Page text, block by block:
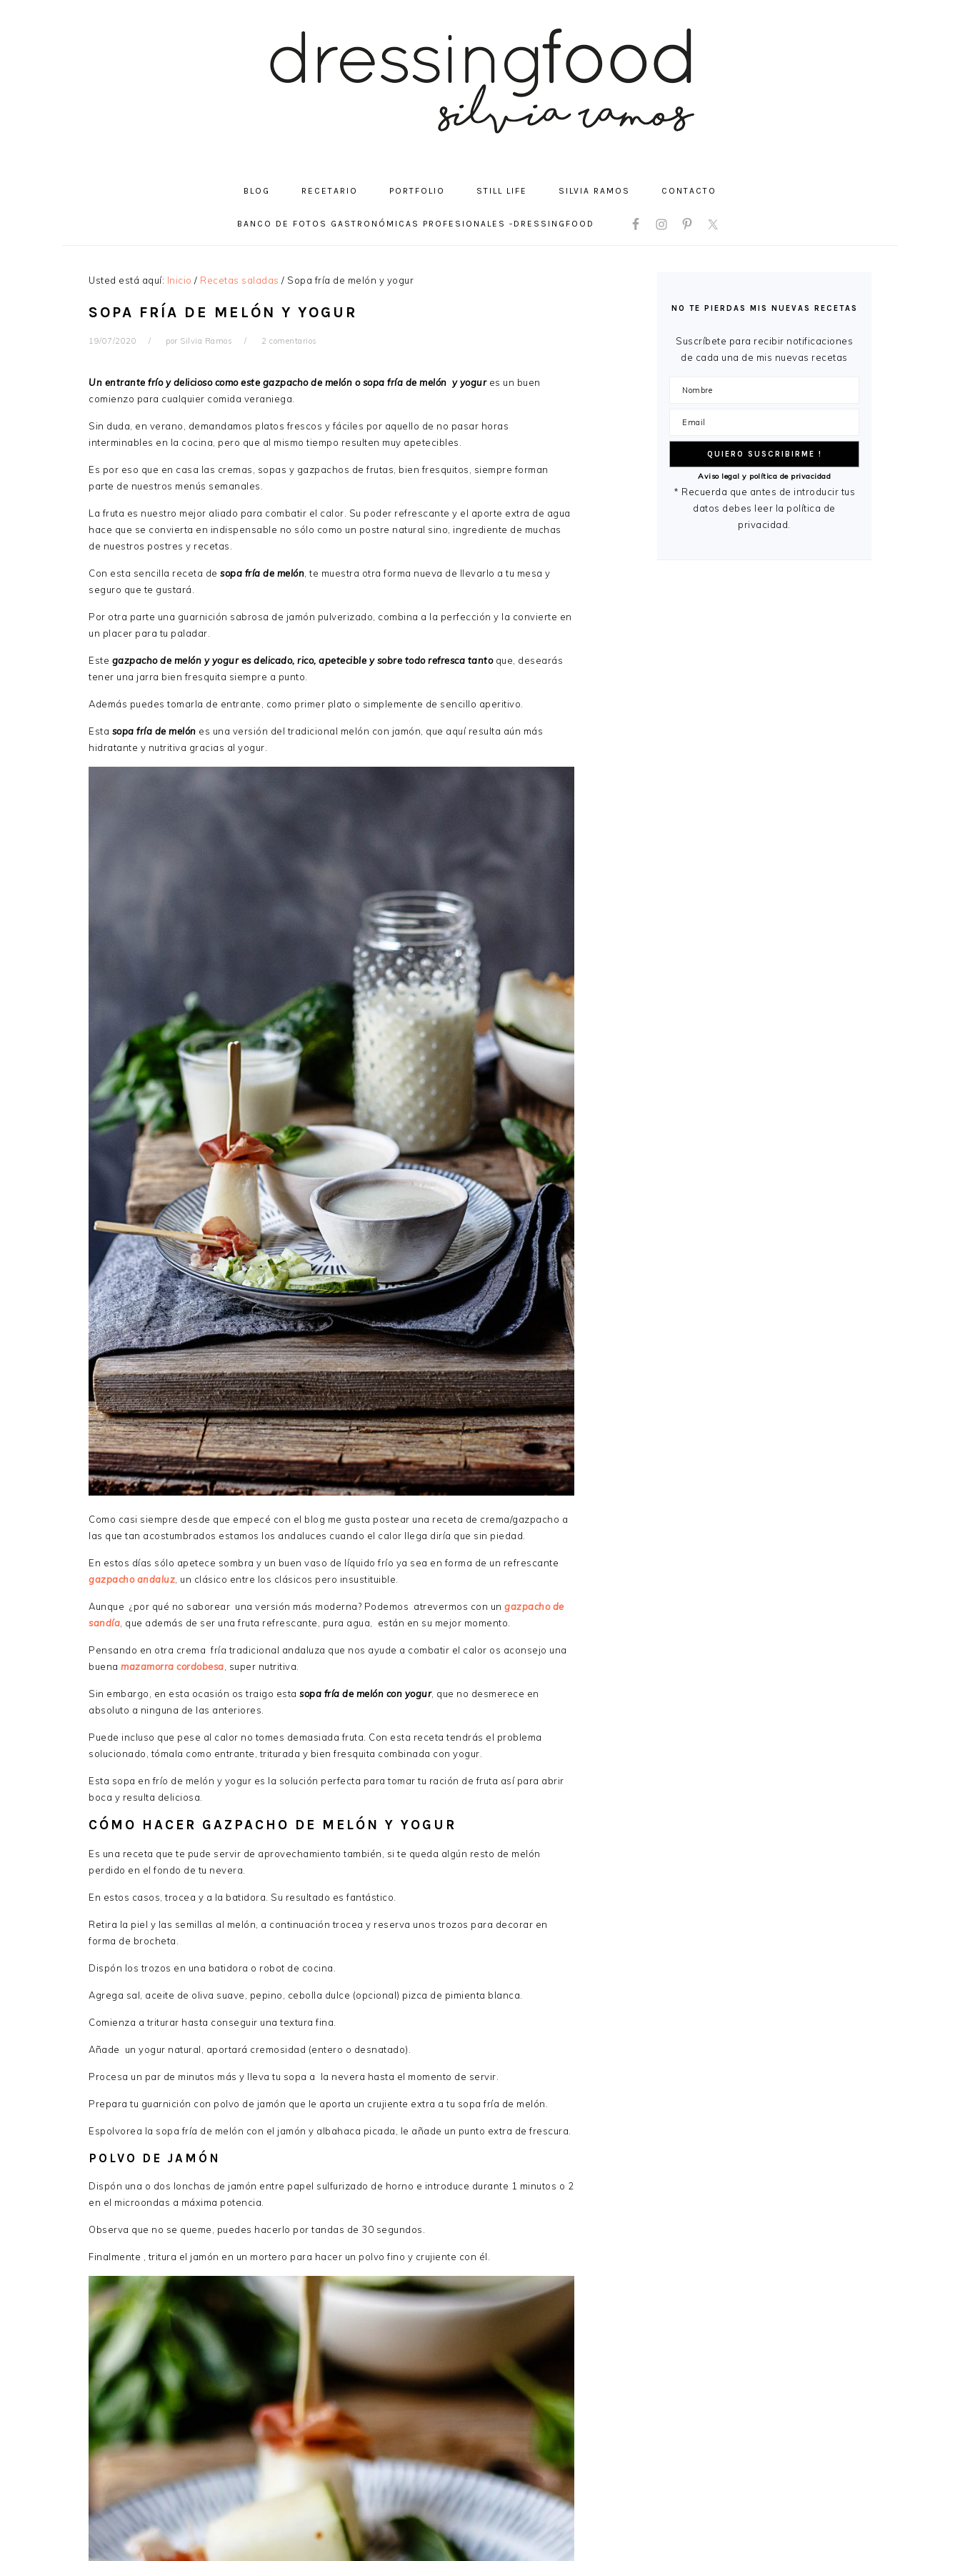
BLOG RECETARIO PORTFOLIO STILL LIFE SILVIA RAMOS CONTACTO
BANCO DE FOTOS GASTRONÓMICAS PROFESIONALES -DRESSINGFOOD
NAV
SOCIAL
Usted está aquí: Inicio / Recetas saladas / Sopa fría de melón y yogur
SOPA FRÍA DE MELÓN Y YOGUR
19/07/2020 por Silvia Ramos 2 comentarios
Un entrante frío y delicioso como este gazpacho de melón o sopa fría de melón y yogures un buen
comienzo para cualquier comida veraniega.
Sin duda, en verano, demandamos platos frescos y fáciles por aquello de no pasar horas
interminables en la cocina, pero que al mismo tiempo resulten muy apetecibles.
Es por eso que en casa las cremas, sopas y gazpachos de frutas, bien fresquitos, siempre forman
parte de nuestros menús semanales.
La fruta es nuestro mejor aliado para combatir el calor. Su poder refrescante y el aporte extra de agua
hace que se convierta en indispensable no sólo como un postre natural sino, ingrediente de muchas
de nuestros postres y recetas.
Con esta sencilla receta de sopa fría de melón , te muestra otra forma nueva de llevarlo a tu mesa y
seguro que te gustará.
Por otra parte una guarnición sabrosa de jamón pulverizado, combina a la perfección y la convierte en
un placer para tu paladar.
Este gazpacho de melón y yogur es delicado, rico, apetecible y sobre todo refresca tanto que, desearás
tener una jarra bien fresquita siempre a punto.
Además puedes tomarla de entrante, como primer plato o simplemente de sencillo aperitivo.
Esta sopa fría de melón es una versión del tradicional melón con jamón, que aquí resulta aún más
hidratante y nutritiva gracias al yogur.
Como casi siempre desde que empecé con el blog me gusta postear una receta de crema/gazpacho a
las que tan acostumbrados estamos los andaluces cuando el calor llega diría que sin piedad.
En estos días sólo apetece sombra y un buen vaso de líquido frío ya sea en forma de un refrescante
gazpacho andaluz , un clásico entre los clásicos pero insustituible.
Aunque ¿por qué no saborear una versión más moderna? Podemos atrevermos con un gazpacho de
sandía , que además de ser una fruta refrescante, pura agua, están en su mejor momento.
Pensando en otra crema fría tradicional andaluza que nos ayude a combatir el calor os aconsejo una
buena mazamorra cordobesa , super nutritiva.
Sin embargo, en esta ocasión os traigo esta sopa fría de melón con yogur, que no desmerece en
absoluto a ninguna de las anteriores.
Puede incluso que pese al calor no tomes demasiada fruta. Con esta receta tendrás el problema
solucionado, tómala como entrante, triturada y bien fresquita combinada con yogur.
Esta sopa en frío de melón y yogur es la solución perfecta para tomar tu ración de fruta así para abrir
boca y resulta deliciosa.
CÓMO HACER GAZPACHO DE MELÓN Y YOGUR
Es una receta que te pude servir de aprovechamiento también, si te queda algún resto de melón
perdido en el fondo de tu nevera.
En estos casos, trocea y a la batidora. Su resultado es fantástico.
Retira la piel y las semillas al melón, a continuación trocea y reserva unos trozos para decorar en
forma de brocheta.
Dispón los trozos en una batidora o robot de cocina.
Agrega sal, aceite de oliva suave, pepino, cebolla dulce (opcional) pizca de pimienta blanca.
Comienza a triturar hasta conseguir una textura fina.
Añade un yogur natural, aportará cremosidad (entero o desnatado).
Procesa un par de minutos más y lleva tu sopa a la nevera hasta el momento de servir.
Prepara tu guarnición con polvo de jamón que le aporta un crujiente extra a tu sopa fría de melón.
Espolvorea la sopa fría de melón con el jamón y albahaca picada, le añade un punto extra de frescura.
POLVO DE JAMÓN
Dispón una o dos lonchas de jamón entre papel sulfurizado de horno e introduce durante 1 minutos o 2
en el microondas a máxima potencia.
Observa que no se queme, puedes hacerlo por tandas de 30 segundos.
Finalmente , tritura el jamón en un mortero para hacer un polvo fino y crujiente con él.
PRINCIPAL
NO TE PIERDAS MIS NUEVAS RECETAS
Suscríbete para recibir notificaciones
de cada una de mis nuevas recetas
Aviso legal y política de privacidad
* Recuerda que antes de introducir tus
datos debes leer la política de
privacidad.